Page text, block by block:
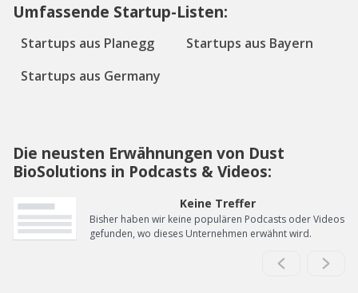
Umfassende Startup-Listen:
Startups aus Planegg
Startups aus Bayern
Startups aus Germany
Die neusten Erwähnungen von Dust
BioSolutions in Podcasts & Videos:
Keine Treffer
Bisher haben wir keine populären Podcasts oder Videos
gefunden, wo dieses Unternehmen erwähnt wird.